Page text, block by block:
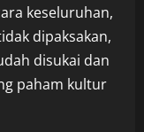
keseluruhan,
dipaksakan,
disukai dan
paham kultur